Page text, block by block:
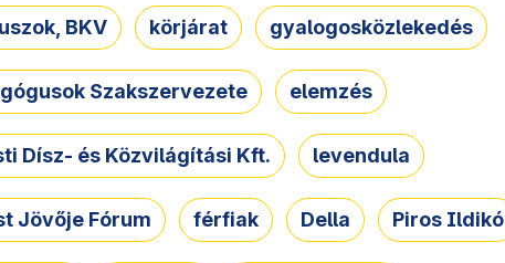
BKV körjárat gyalogosközlekedés
Szakszervezete elemzés
Dísz- és Közvilágítási Kft. levendula
Jövője Fórum férfiak Della Piros Ildikó